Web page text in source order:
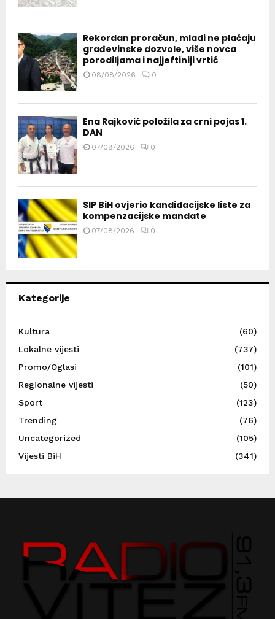
Rekordan proračun, mladi ne plaćaju
građevinske dozvole, više novca
porodiljama i najjeftiniji vrtić
08/08/2026 0
Ena Rajković položila za crni pojas 1.
DAN
07/08/2026 0
SIP BiH ovjerio kandidacijske liste za
kompenzacijske mandate
07/08/2026 0
Kategorije
Kultura
(60)
Lokalne vijesti
(737)
Promo/Oglasi
(101)
Regionalne vijesti
(50)
Sport
(123)
Trending
(76)
Uncategorized
(105)
Vijesti BiH
(341)